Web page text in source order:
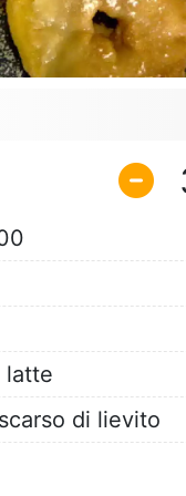
latte
di lievito